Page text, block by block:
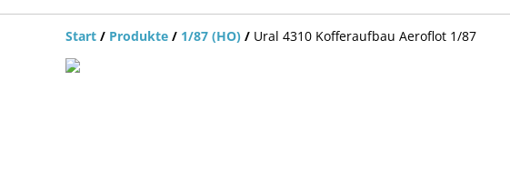
Start / Produkte / 1/87 (HO) / Ural 4310 Kofferaufbau Aeroflot 1/87